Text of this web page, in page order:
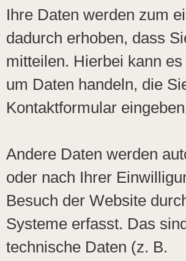
Ihre Daten werden zum
dadurch erhoben, dass
mitteilen. Hierbei kann
um Daten handeln, die
Kontaktformular
Andere Daten werden
oder nach Ihrer
Besuch der Website
Systeme erfasst. Das
technische Daten (z. B.